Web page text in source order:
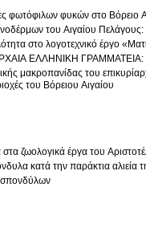
φωτόφιλων φυκών στο Βόρειο
του Αιγαίου
H θαλάσσια
ΕΛΛΗΝΙΚΗ ΓΡΑΜΜΑΤΕΙΑ:
μακροπανίδας του
του Βόρειου Αιγαίου
ζωολογικά έργα του
κατά την παράκτια